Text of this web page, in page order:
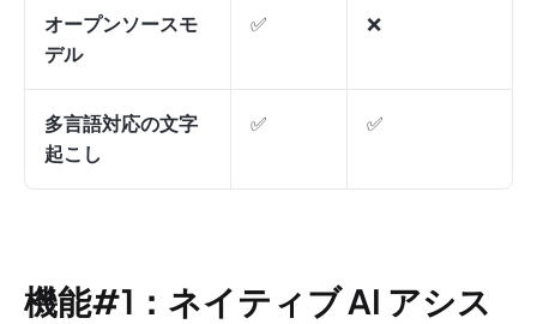
オープンソースモ
デル
✅ ❌
多言語対応の文字
起こし
✅ ✅
機能#1：ネイティブ AI アシス